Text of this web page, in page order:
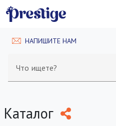
НАПИШИТЕ НАМ
Что ищете?
Каталог